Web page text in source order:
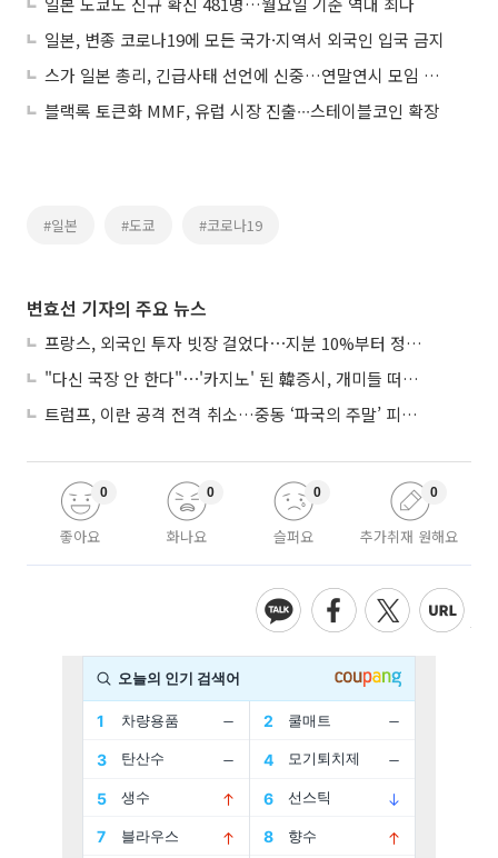
일본, 변종 코로나19에 모든 국가·지역서 외국인 입국 금지
스가 일본 총리, 긴급사태 선언에 신중…연말연시 모임 자제 호소
블랙록 토큰화 MMF, 유럽 시장 진출∙∙∙스테이블코인 확장
#일본 #도쿄 #코로나19
변효선 기자의 주요 뉴스
프랑스, 외국인 투자 빗장 걸었다⋯지분 10%부터 정부가 승인
"다신 국장 안 한다"⋯'카지노' 된 韓증시, 개미들 떠난다
트럼프, 이란 공격 전격 취소…중동 ‘파국의 주말’ 피했다
좋아요
0
화나요
0
슬퍼요
0
추가취재 원해요
0